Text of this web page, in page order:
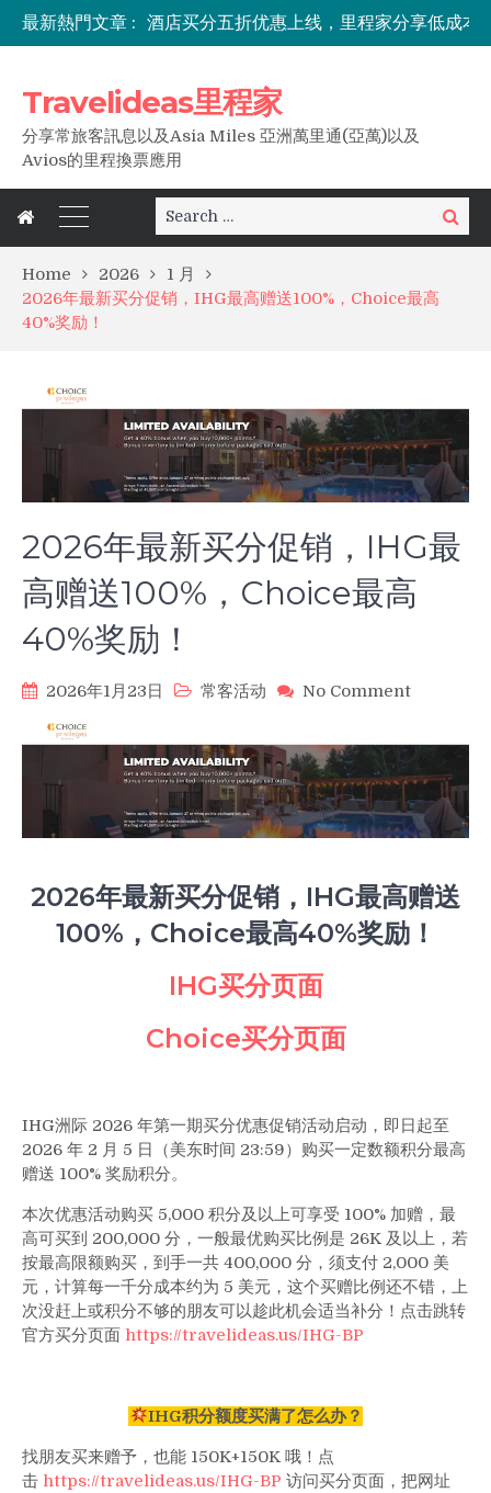
最新熱門文章 :
东南亚出行必备，0元免费解锁Travel Pass
Travelideas里程家
分享常旅客訊息以及Asia Miles 亞洲萬里通(亞萬)以及
Avios的里程換票應用
Search
for:
Search
Home 2026
1 月
2026年最新买分促销，IHG最高赠送100%，Choice最高
40%奖励！
2026年最新买分促销，IHG最
高赠送100%，Choice最高
40%奖励！
2026年1月23日 常客活动 No Commenton
新
买
分
IHG
最
高
奖
励！
2026年最新买分促销，IHG最高赠送
100%，Choice最高40%奖励！
IHG买分页面
Choice买分页面
IHG洲际 2026 年第一期买分优惠促销活动启动，即日起至
2026 年 2 月 5 日（美东时间 23:59）购买一定数额积分最高
赠送 100% 奖励积分。
本次优惠活动购买 5,000 积分及以上可享受 100% 加赠，最
高可买到 200,000 分，一般最优购买比例是 26K 及以上，若
按最高限额购买，到手一共 400,000 分，须支付 2,000 美
元，计算每一千分成本约为 5 美元，这个买赠比例还不错，上
次没赶上或积分不够的朋友可以趁此机会适当补分！点击跳转
官方买分页面 https://travelideas.us/IHG-BP
IHG积分额度买满了怎么办？
找朋友买来赠予，也能 150K+150K 哦！点
击 https://travelideas.us/IHG-BP 访问买分页面，把网址